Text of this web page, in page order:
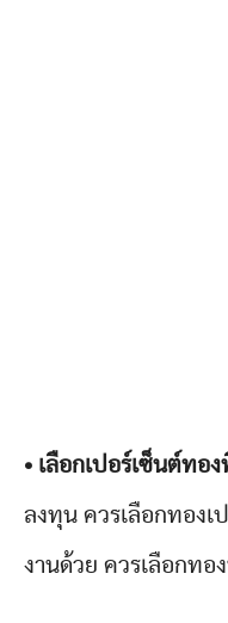
• เลือกเปอร์เซ็นต์ทอ
ลงทุน ควรเลือกทองเ
งานด้วย ควรเลือกทอ